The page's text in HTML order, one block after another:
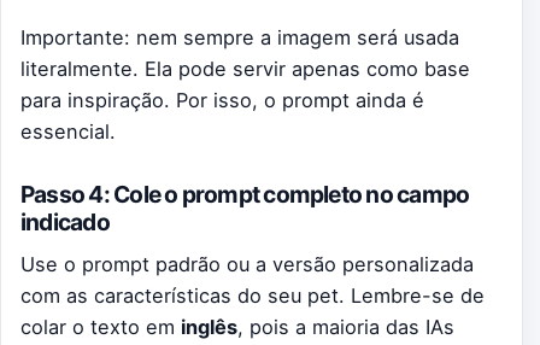
Importante: nem sempre a imagem será usada
literalmente. Ela pode servir apenas como base
para inspiração. Por isso, o prompt ainda é
essencial.
Passo 4: Cole o prompt completo no campo
indicado
Use o prompt padrão ou a versão personalizada
com as características do seu pet. Lembre-se de
colar o texto em inglês, pois a maioria das IAs